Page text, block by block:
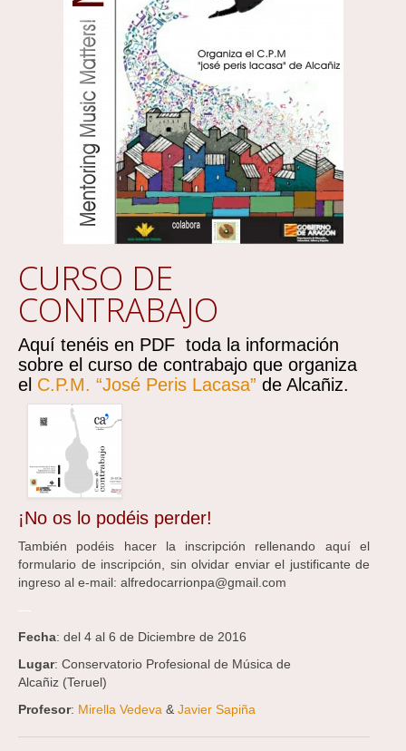
CURSO DE
CONTRABAJO
Aquí tenéis en PDF toda la información
sobre el curso de contrabajo que organiza
el C.P.M. “José Peris Lacasa” de Alcañiz.
¡No os lo podéis perder!
También podéis hacer la inscripción rellenando aquí el
formulario de inscripción, sin olvidar enviar el justificante de
ingreso al e-mail: alfredocarrionpa@gmail.com
Fecha: del 4 al 6 de Diciembre de 2016
Lugar: Conservatorio Profesional de Música de
Alcañiz (Teruel)
Profesor: Mirella Vedeva & Javier Sapiña